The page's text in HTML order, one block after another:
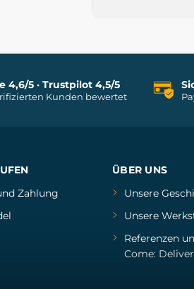
4,6/5 · Trustpilot 4,5/5
Kunden bewertet
Zahlung
ÜBER UNS
Unsere
Unsere
Referenzen
Come: